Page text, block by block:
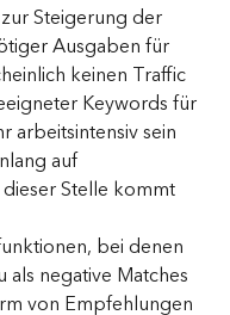
Steigerung der
Ausgaben für
keinen Traffic
Keywords für
arbeitsintensiv sein
auf
Stelle kommt
bei denen
negative Matches
von Empfehlungen